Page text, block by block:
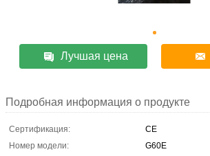
Лучшая цена
Подробная информация о продукте
Сертификация:
CE
Номер модели:
G60E